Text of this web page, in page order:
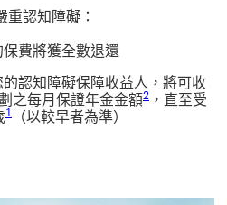
認知障礙：
費將獲全數退還
認知障礙保障收益人，將可收
之每月保證年金金額2
2 參考腳註2
，直至受
1
1 參考腳註1
（以較早者為準）